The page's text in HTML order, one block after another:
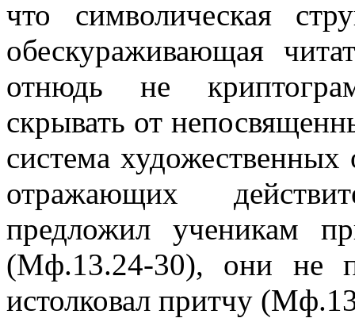
что символическая
обескураживающая
отнюдь не
скрывать от
система художественных
отражающих
предложил ученикам
(Мф.13.24-30), они не
истолковал притчу